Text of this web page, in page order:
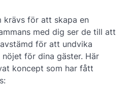
krävs för att skapa en
med dig ser de till att
för att undvika
för dina gäster. Här
koncept som har fått